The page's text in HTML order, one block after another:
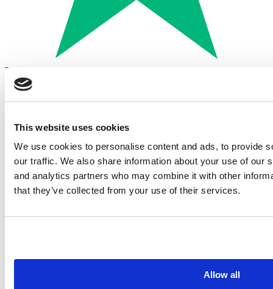
This website uses cookies
We use cookies to personalise content and ads, to provide
our traffic. We also share information about your use of our
and analytics partners who may combine it with other
that they’ve collected from your use of their services.
Allow all
Trustpilot
Betalen met: